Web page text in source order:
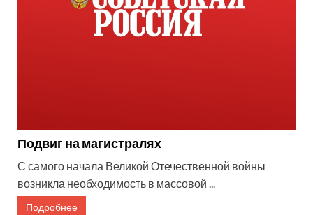
Подвиг на магистралях
С самого начала Великой Отечественной войны
возникла необходимость в массовой ...
Подробнее